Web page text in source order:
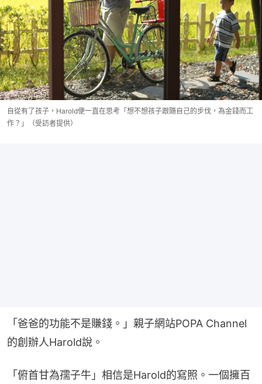
自從有了孩子，Harold便一直在思考「想不想孩子跟隨自己的步伐，為金錢而工
作？」（受訪者提供）
「爸爸的功能不是賺錢。」親子網站POPA Channel
的創辦人Harold說。
「俯首甘為孺子牛」相信是Harold的寫照。一個擁百